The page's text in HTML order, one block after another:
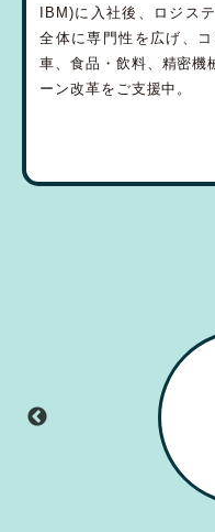
IBM)に入社後、ロジス
全体に専門性を広げ、
車、食品・飲料、精密機
ーン改革をご支援中。